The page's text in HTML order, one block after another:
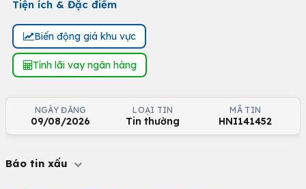
Tiện ích & Đặc điểm
Biến động giá khu vực
Tính lãi vay ngân hàng
NGÀY ĐĂNG
09/08/2026
LOẠI TIN
Tin thường
MÃ TIN
HNI141452
Báo tin xấu